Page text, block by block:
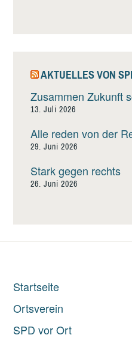
AKTUELLES VON
Zusammen Zukunft
13. Juli 2026
Alle reden von der
29. Juni 2026
Stark gegen rechts
26. Juni 2026
Startseite
Ortsverein
SPD vor Ort